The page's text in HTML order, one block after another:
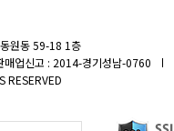
원동 59-18 1층
매업신고 : 2014-경기성남-0760
RESERVED